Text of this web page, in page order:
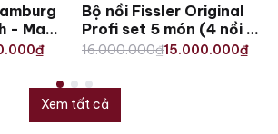
Xem tất cả
- Made
₫
Bộ nồi Fissler Original
Profi set 5 món (4 nồi +
1 quánh) vung kính
16.000.000₫
Original
was:
16.000.000₫.
15.000.000₫
Current
is:
15.000.000₫.